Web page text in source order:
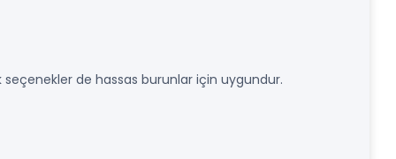
de hassas burunlar için uygundur.